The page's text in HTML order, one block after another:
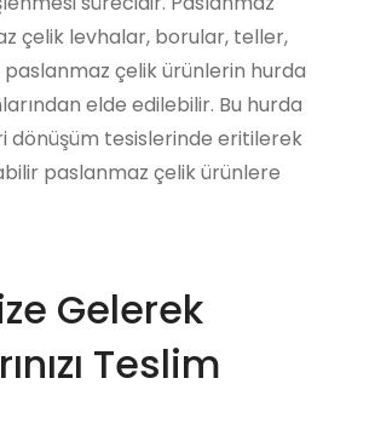
çelik levhalar, borular, teller,
çelik ürünlerin hurda
elde edilebilir. Bu hurda
dönüşüm tesislerinde eritilerek
paslanmaz çelik ürünlere
Gelerek
Teslim